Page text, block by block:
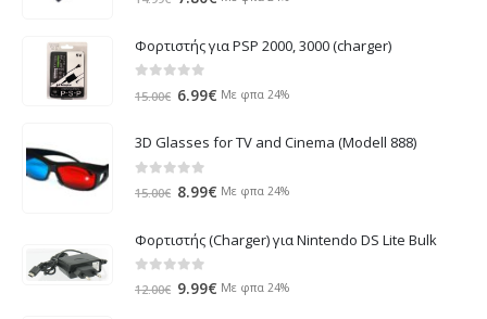
was:
14.99€.
τιμή
Φορτιστής για PSP 2000, 3000 (charger)
out of 5
15.00€ Original
was:
15.00€.
6.99€ Η
τιμή
Με φπα 24%
3D Glasses for TV and Cinema (Modell 888)
out of 5
15.00€ Original
was:
15.00€.
8.99€ Η
τιμή
είναι:
Με φπα 24%
Φορτιστής (Charger) για Nintendo DS Lite Bulk
out of 5
12.00€ Original
9.99€ ΗΜε φπα 24%